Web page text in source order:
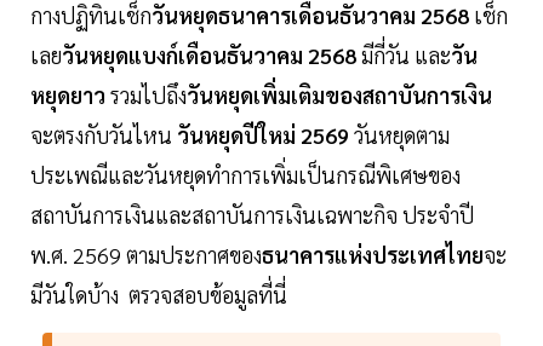
กางปฏิทินเช็กวันหยุดธนาคารเดือนธันวาคม 2568 เช็ก
เลยวันหยุดแบงก์เดือนธันวาคม 2568มีกี่วัน และวัน
หยุดยาว รวมไปถึงวันหยุดเพิ่มเติมของสถาบันการเงิน
จะตรงกับวันไหน วันหยุดปีใหม่ 2569 วันหยุดตาม
ประเพณีและวันหยุดทำการเพิ่มเป็นกรณีพิเศษของ
สถาบันการเงินและสถาบันการเงินเฉพาะกิจ ประจำปี
พ.ศ. 2569 ตามประกาศของธนาคารแห่งประเทศไทยจะ
มีวันใดบ้าง ตรวจสอบข้อมูลที่นี่